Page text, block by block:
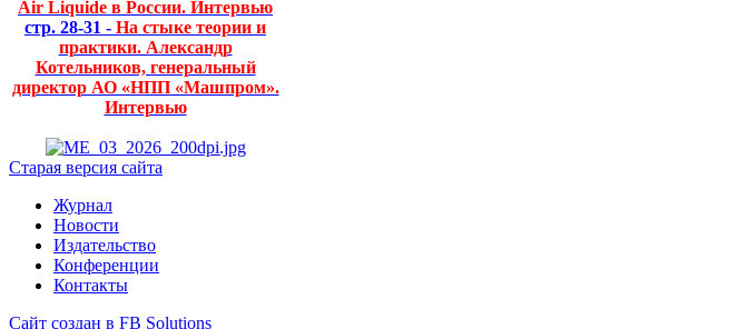
Air Liquide в России. Интервью
стр. 28-31 - На стыке теории и
практики. Александр
Котельников, генеральный
директор АО «НПП «Машпром».
Интервью
Старая версия сайта
Журнал
Новости
Издательство
Конференции
Контакты
Сайт создан в FB Solutions